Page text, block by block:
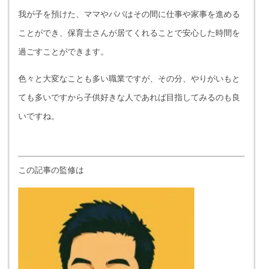
我が子を預けた、ママやパパはその間に仕事や家事を進める
ことができ、保育士さんが居てくれることで安心した時間を
過ごすことができます。
色々と大変なことも多い職業ですが、その分、やりがいもと
ても多いですから子供好きな人であれば目指してみるのも良
いですね。
この記事の監修は